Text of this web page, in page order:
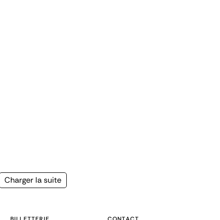
Page
Charger la suite